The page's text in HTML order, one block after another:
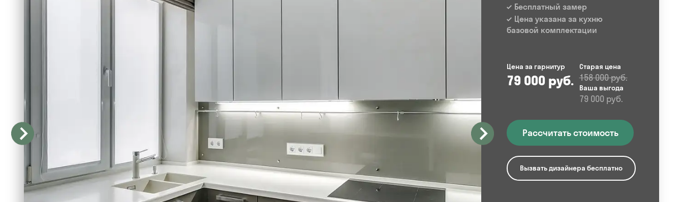
Бесплатный замер
Цена указана за кухню
базовой комплектации
Цена за гарнитур
79 000 руб.
Старая цена
158 000 руб.
Ваша выгода
79 000 руб.
Рассчитать стоимость
Вызвать дизайнера бесплатно